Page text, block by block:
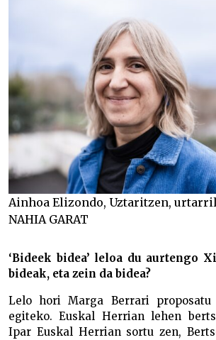
Ainhoa Elizondo, Uztaritzen,
NAHIA GARAT
‘Bideek bidea’ leloa du aurtengo
bideak, eta zein da bidea?
Lelo hori Marga Berrari proposatu
egiteko. Euskal Herrian lehen
Ipar Euskal Herrian sortu zen,